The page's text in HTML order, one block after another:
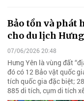
Bảo tồn và phát
cho du lịch
07/06/2026 20:48
Hưng Yên là vùng đất
đó có 12 Bảo vật quốc
tích quốc gia đặc biệt;
885 di tích, cụm di tích